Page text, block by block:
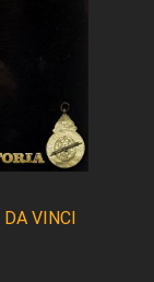
DA VINCI